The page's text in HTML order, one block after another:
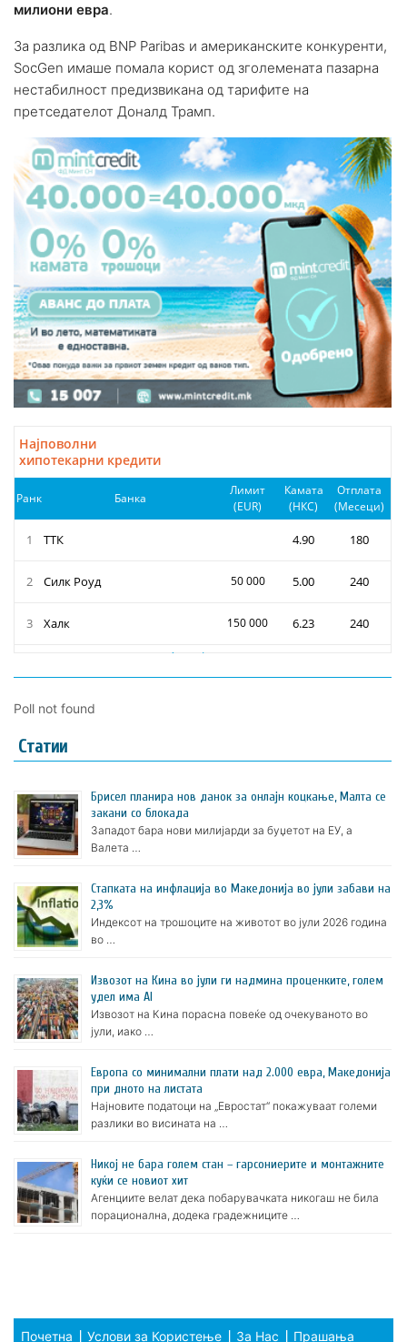
милиони евра.
За разлика од BNP Paribas и американските конкуренти,
SocGen имаше помала корист од зголемената пазарна
нестабилност предизвикана од тарифите на
претседателот Доналд Трамп.
Poll not found
Статии
Брисел планира нов данок за онлајн коцкање, Малта се
закани со блокада
Западот бара нови милијарди за буџетот на ЕУ, а
Валета …
Стапката на инфлација во Македонија во јули забави на
2,3%
Индексот на трошоците на животот во јули 2026 година
во …
Извозот на Кина во јули ги надмина проценките, голем
удел има AI
Извозот на Кина порасна повеќе од очекуваното во
јули, иако …
Европа со минимални плати над 2.000 евра, Македонија
при дното на листата
Најновите податоци на „Евростат“ покажуваат големи
разлики во висината на …
Никој не бара голем стан – гарсониерите и монтажните
куќи се новиот хит
Агенциите велат дека побарувачката никогаш не била
порационална, додека градежниците …
Почетна Услови за Користење За Нас Прашања